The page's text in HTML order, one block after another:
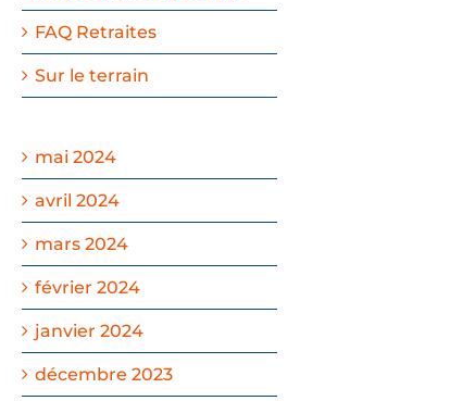
FAQ Retraites
Sur le terrain
mai 2024
avril 2024
mars 2024
février 2024
janvier 2024
décembre 2023